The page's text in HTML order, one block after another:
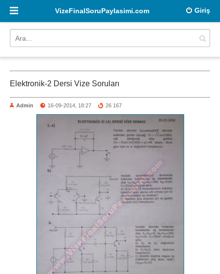
Giriş
VizeFinalSoruPaylasimi.com
Elektronik-2 Dersi Vize Soruları
Admin 16-09-2014, 18:27 26 167